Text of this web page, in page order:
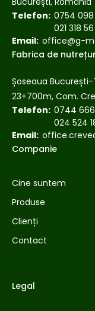
Telefon: 0754
021 318
Email: office@g-
Fabrica de
Șoseaua București-
23+700m, Com.
Telefon: 0744
024 524
Email:
Companie
Cine suntem
Produse
Clienți
Contact
Legal